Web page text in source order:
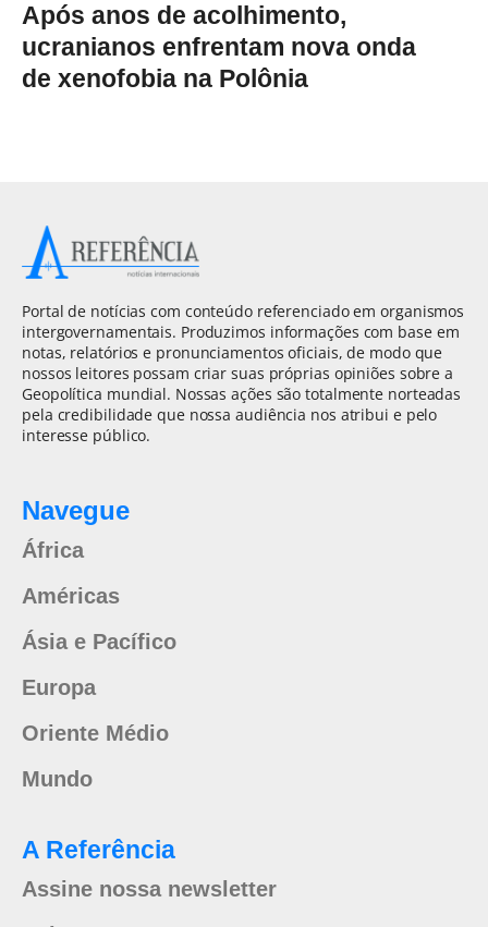
Após anos de acolhimento,
ucranianos enfrentam nova onda
de xenofobia na Polônia
Portal de notícias com conteúdo referenciado em organismos
intergovernamentais. Produzimos informações com base em
notas, relatórios e pronunciamentos oficiais, de modo que
nossos leitores possam criar suas próprias opiniões sobre a
Geopolítica mundial. Nossas ações são totalmente norteadas
pela credibilidade que nossa audiência nos atribui e pelo
interesse público.
Navegue
África
Américas
Ásia e Pacífico
Europa
Oriente Médio
Mundo
A Referência
Assine nossa newsletter